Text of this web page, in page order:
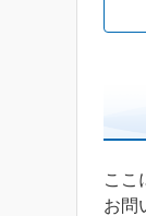
ここ
お問